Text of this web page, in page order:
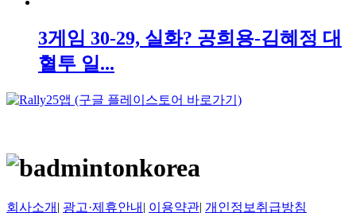
3게임 30-29, 실화? 공희용-김혜정 대
혈투 일...
회사소개 | 광고·제휴안내 | 이용약관| 개인정보취급방침